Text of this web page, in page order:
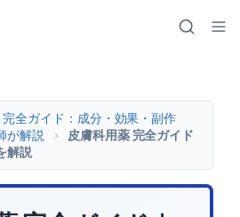
全ガイド：成分・効果・副作
が解説
>
皮膚科用薬 完全ガイド
解説